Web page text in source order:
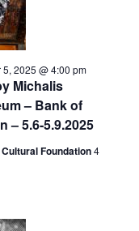
Michalis
– Bank of
– 5.6-5.9.2025
2025 @ 4:00 pm
Foundation4